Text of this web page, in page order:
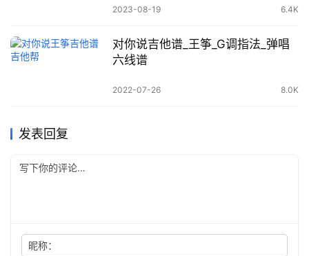
2023-08-19 6.4K
对你说吉他谱_王筝_G调指法_弹唱
六线谱
2022-07-26 8.0K
发表回复
昵称：